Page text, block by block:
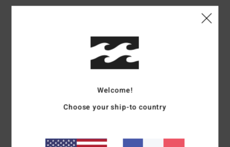
Note moyenne
5.0
100% de nos clients recommandent ce produit
Welcome!
Choose your ship-to country